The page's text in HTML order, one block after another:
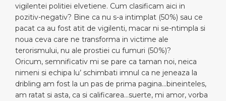
vigilentei politiei elvetiene. Cum clasificam aici in
pozitiv-negativ? Bine ca nu s-a intimplat (50%) sau ce
pacat ca au fost atit de vigilenti, macar ni se-ntimpla si
noua ceva care ne transforma in victime ale
terorismului, nu ale prostiei cu fumuri (50%)?
Oricum, semnificativ mi se pare ca taman noi, neica
nimeni si echipa lu’ schimbati imnul ca ne jeneaza la
dribling am fost la un pas de prima pagina…bineinteles,
am ratat si asta, ca si calificarea…suerte, mi amor, vorba